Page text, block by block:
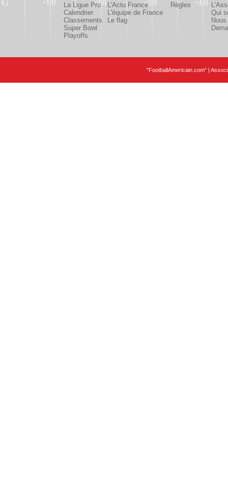
La Ligue Pro
Calendrier
Classements
Super Bowl
Playoffs
L'Actu France
L'équipe de France
Le flag
Règles
Qui
"FootballAmericain.com" |